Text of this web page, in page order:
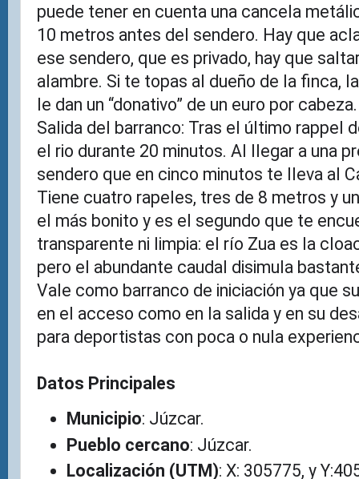
puede tener en cuenta una cancela
10 metros antes del sendero. Hay que
ese sendero, que es privado, hay que
alambre. Si te topas al dueño de la finca,
le dan un “donativo” de un euro por cabeza.
Salida del barranco: Tras el último rappel
el rio durante 20 minutos. Al llegar a una
sendero que en cinco minutos te lleva al
Tiene cuatro rapeles, tres de 8 metros y
el más bonito y es el segundo que te
transparente ni limpia: el río Zua es la
pero el abundante caudal disimula
Vale como barranco de iniciación ya que
en el acceso como en la salida y en su
para deportistas con poca o nula
Datos Principales
Municipio: Júzcar.
Pueblo cercano: Júzcar.
Localización (UTM): X: 305775, y